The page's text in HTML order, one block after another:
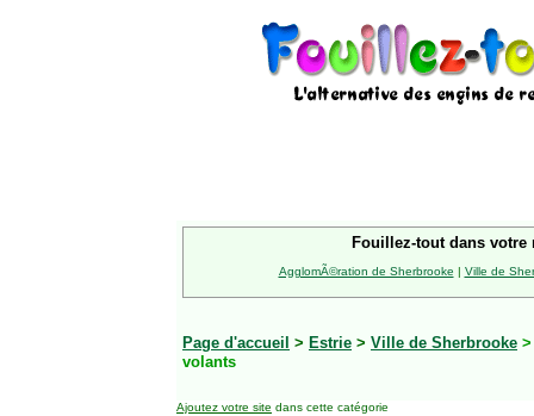
Fouillez-tout dans votre
AgglomÃ©ration de Sherbrooke | Ville de
Page d'accueil > Estrie > Ville de Sherbrooke
volants
Ajoutez votre site dans cette catégorie